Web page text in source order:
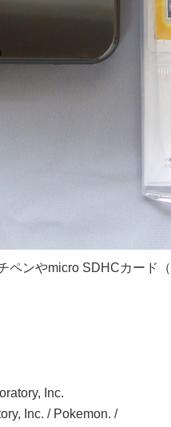
ペンやmicro SDHCカード
Inc.
Inc. / Pokemon. /